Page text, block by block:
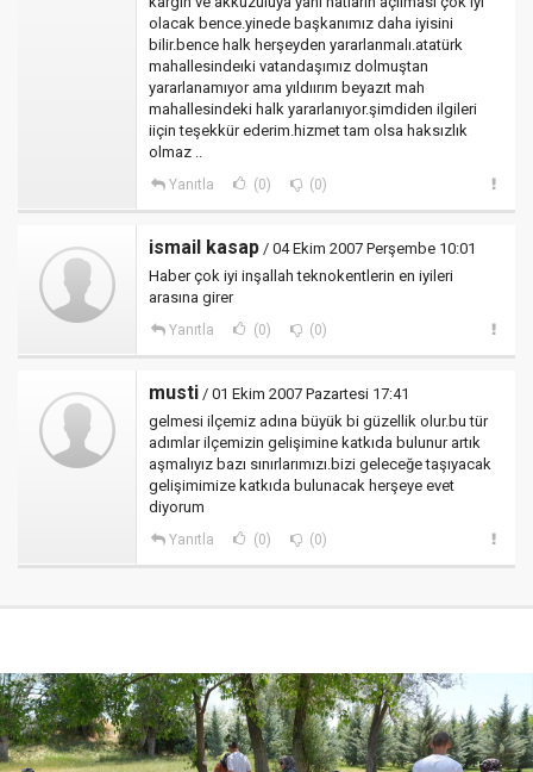
olacak bence.yinede başkanımız daha iyisini
bilir.bence halk herşeyden yararlanmalı.atatürk
mahallesindeıki vatandaşımız dolmuştan
yararlanamıyor ama yıldıırım beyazıt mah
mahallesindeki halk yararlanıyor.şimdiden ilgileri
iiçin teşekkür ederim.hizmet tam olsa haksızlık
olmaz ..
Yanıtla (0) (0)
ismail kasap / 04 Ekim 2007 Perşembe 10:01
Haber çok iyi inşallah teknokentlerin en iyileri
arasına girer
Yanıtla (0) (0)
musti / 01 Ekim 2007 Pazartesi 17:41
gelmesi ilçemiz adına büyük bi güzellik olur.bu tür
adımlar ilçemizin gelişimine katkıda bulunur artık
aşmalıyız bazı sınırlarımızı.bizi geleceğe taşıyacak
gelişimimize katkıda bulunacak herşeye evet
diyorum
Yanıtla (0) (0)